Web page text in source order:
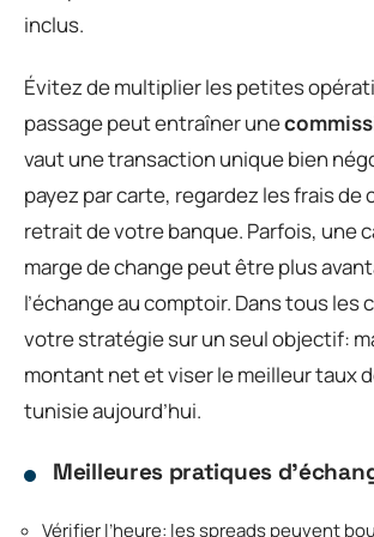
inclus.
Évitez de multiplier les petites
passage peut entraîner une
vaut une transaction unique bien
payez par carte, regardez les frais de
retrait de votre banque. Parfois, une
marge de change peut être plus
l’échange au comptoir. Dans tous les
votre stratégie sur un seul objectif:
montant net et viser le meilleur taux
tunisie aujourd’hui.
Meilleures pratiques
Vérifier l’heure: les spreads peuvent